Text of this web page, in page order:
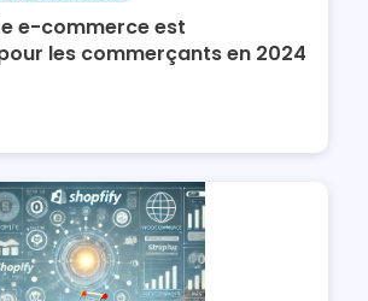
e-commerce est
les commerçants en 2024